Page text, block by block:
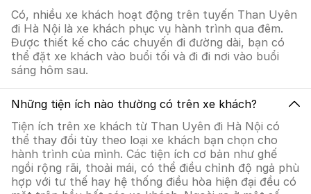
Có, nhiều xe khách hoạt động trên tuyến Than Uyên
đi Hà Nội là xe khách phục vụ hành trình qua đêm.
Được thiết kế cho các chuyến đi đường dài, bạn có
thể đặt xe khách vào buổi tối và đi đi nơi vào buổi
sáng hôm sau.
Những tiện ích nào thường có trên xe khách?
Tiện ích trên xe khách từ Than Uyên đi Hà Nội có
thể thay đổi tùy theo loại xe khách bạn chọn cho
hành trình của mình. Các tiện ích cơ bản như ghế
ngồi rộng rãi, thoải mái, có thể điều chỉnh độ ngả phù
hợp với tư thế hay hệ thống điều hòa hiện đại đều có